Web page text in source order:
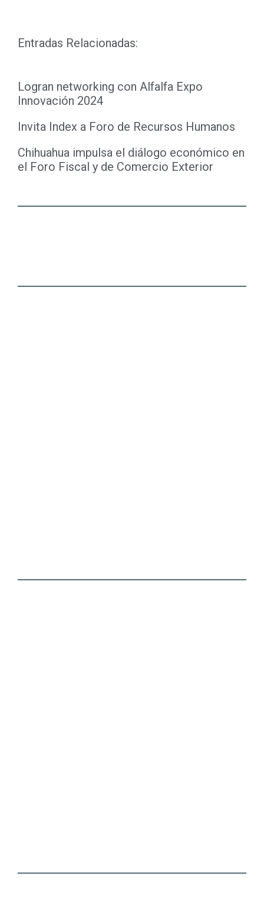
Entradas Relacionadas:
Logran networking con Alfalfa Expo
Innovación 2024
Invita Index a Foro de Recursos Humanos
Chihuahua impulsa el diálogo económico en
el Foro Fiscal y de Comercio Exterior